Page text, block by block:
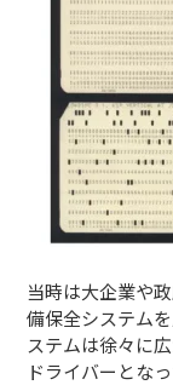
当時は大企業や
備保全システム
ステムは徐々に
ドライバーとな